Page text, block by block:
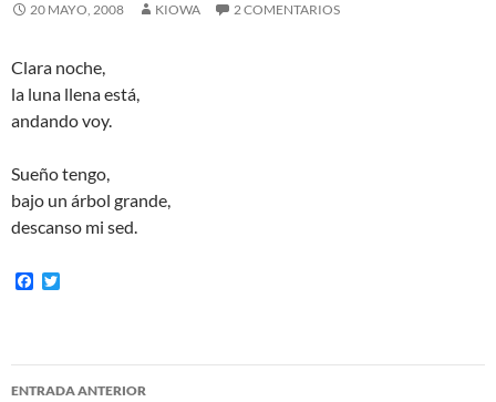
20 MAYO, 2008 KIOWA 2 COMENTARIOS
Clara noche,
la luna llena está,
andando voy.
Sueño tengo,
bajo un árbol grande,
descanso mi sed.
F
o
o
e
r
Navegación
ENTRADA ANTERIOR